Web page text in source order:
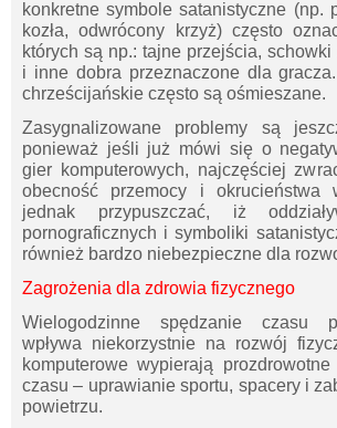
konkretne symbole satanistyczne (np.
kozła, odwrócony krzyż) często
których są np.: tajne przejścia,
i inne dobra przeznaczone dla
chrześcijańskie często są ośmieszane.
Zasygnalizowane problemy są
ponieważ jeśli już mówi się o
gier komputerowych, najczęściej
obecność przemocy i okrucieństwa
jednak przypuszczać, iż
pornograficznych i symboliki
również bardzo niebezpieczne dla
Zagrożenia dla zdrowia fizycznego
Wielogodzinne spędzanie czasu
wpływa niekorzystnie na rozwój
komputerowe wypierają
czasu – uprawianie sportu, spacery i
powietrzu.